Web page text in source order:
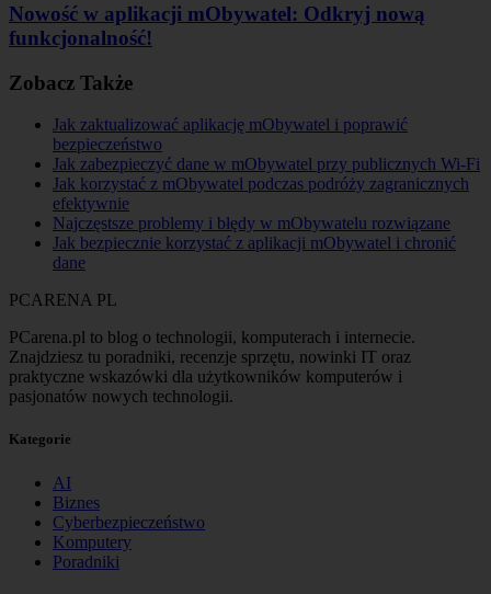
Nowość w aplikacji mObywatel: Odkryj nową
funkcjonalność!
Zobacz Także
Jak zaktualizować aplikację mObywatel i poprawić
bezpieczeństwo
Jak zabezpieczyć dane w mObywatel przy publicznych Wi-Fi
Jak korzystać z mObywatel podczas podróży zagranicznych
efektywnie
Najczęstsze problemy i błędy w mObywatelu rozwiązane
Jak bezpiecznie korzystać z aplikacji mObywatel i chronić
dane
PCARENA PL
PCarena.pl to blog o technologii, komputerach i internecie.
Znajdziesz tu poradniki, recenzje sprzętu, nowinki IT oraz
praktyczne wskazówki dla użytkowników komputerów i
pasjonatów nowych technologii.
Kategorie
AI
Biznes
Cyberbezpieczeństwo
Komputery
Poradniki